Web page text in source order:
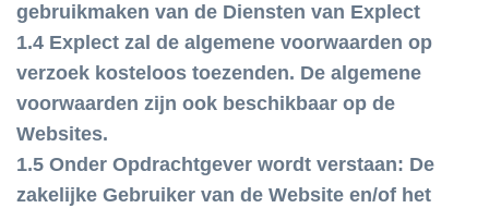
gebruikmaken van de Diensten van Explect
1.4 Explect zal de algemene voorwaarden op
verzoek kosteloos toezenden. De algemene
voorwaarden zijn ook beschikbaar op de
Websites.
1.5 Onder Opdrachtgever wordt verstaan: De
zakelijke Gebruiker van de Website en/of het